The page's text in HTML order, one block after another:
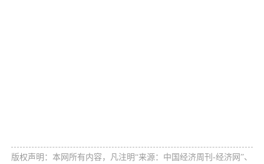
版权声明：本网所有内容，凡注明“来源：中国经济周刊-经济网”、